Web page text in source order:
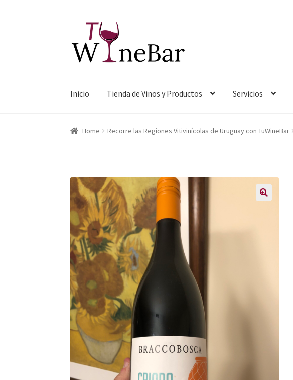
la
navegación
contenido
Inicio Tienda de Vinos y Productos Servicios
Home Recorre las Regiones Vitivinícolas de Uruguay con TuWineBar